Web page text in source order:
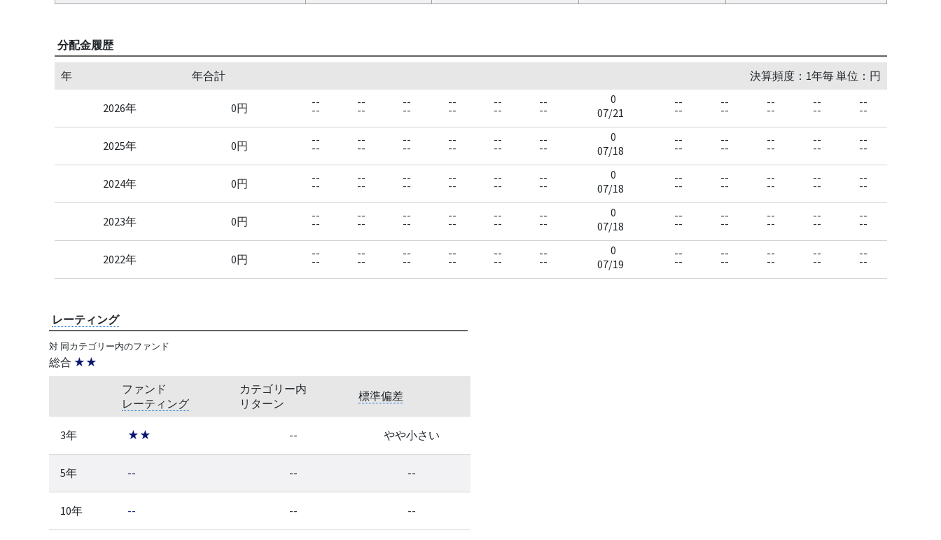
分配金履歴
年 年合計 決算頻度：1年毎 単位：円
2026年 0円 --
--
--
--
--
--
--
--
--
--
--
--
0
07/21
--
--
--
--
--
--
--
--
--
--
2025年 0円 --
--
--
--
--
--
--
--
--
--
--
--
0
07/18
--
--
--
--
--
--
--
--
--
--
2024年 0円 --
--
--
--
--
--
--
--
--
--
--
--
0
07/18
--
--
--
--
--
--
--
--
--
--
2023年 0円 --
--
--
--
--
--
--
--
--
--
--
--
0
07/18
--
--
--
--
--
--
--
--
--
--
2022年 0円 --
--
--
--
--
--
--
--
--
--
--
--
0
07/19
--
--
--
--
--
--
--
--
--
--
レーティング
対 同カテゴリー内のファンド
総合 ★★
ファンド
レーティング
カテゴリー内
リターン
標準偏差
3年 ★★ -- やや小さい
5年 -- -- --
10年 -- -- --